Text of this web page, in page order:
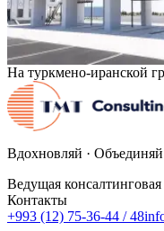
На туркмено-иранской
Вдохновляй · Объединяй
Ведущая
Контакты
+993 (12) 75-36-44 / 48